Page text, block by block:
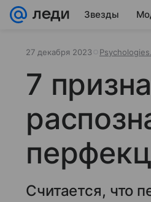
Звезды
27 декабря 2023
7
Считается, что